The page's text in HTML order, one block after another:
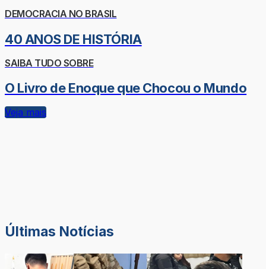
DEMOCRACIA NO BRASIL
40 ANOS DE HISTÓRIA
SAIBA TUDO SOBRE
O Livro de Enoque que Chocou o Mundo
Veja mais
Últimas Notícias